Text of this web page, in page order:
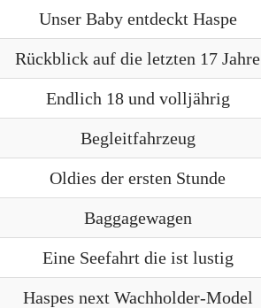
Unser Baby entdeckt Haspe
Rückblick auf die letzten 17 Jahre
Endlich 18 und volljährig
Begleitfahrzeug
Oldies der ersten Stunde
Baggagewagen
Eine Seefahrt die ist lustig
Haspes next Wachholder-Model